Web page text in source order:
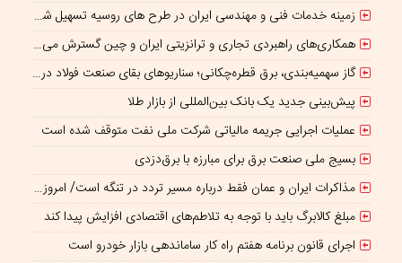
زمینه خدمات فنی و مهندسی ایران در طرح های روسیه تسهیل شود/ جذب سرمایه‌گذاران روسی در معادن ایران
همکاری‌های راهبردی تجاری و ترانزیتی ایران و چین گسترش می یابد
گاز سهمیه‌بندی، برق قطره‌چکانی؛ سناریوهای بقای صنعت فولاد در برزخ ناترازی و ریسک‌های ژئوپلیتیک
پیش‌بینی جدید یک بانک بین‌المللی از بازار طلا
عملیات اجرایی جریمه مالیاتی شرکت ملی نفت متوقف شده است
بسیج ملی صنعت برق برای مبارزه با برق‌دزدی
مذاکرات ایران و عمان فقط درباره مسیر تردد در تنگه است/ امروز جایگاه بازدارندگی تنگه هرمز از بمب اتم هم بالاتر است
مبلغ کالابرگ باید با توجه به تلاطم‌های اقتصادی افزایش پیدا کند
اجرای قانون برنامه هفتم راه کار ساماندهی بازار خودرو است